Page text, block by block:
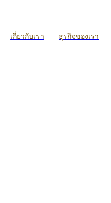
เกี่ยวกับเรา ธุรกิจของเรา